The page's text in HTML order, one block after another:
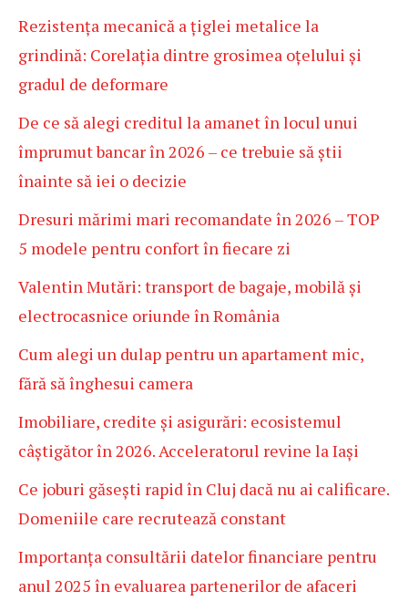
Rezistența mecanică a țiglei metalice la
grindină: Corelația dintre grosimea oțelului și
gradul de deformare
De ce să alegi creditul la amanet în locul unui
împrumut bancar în 2026 – ce trebuie să știi
înainte să iei o decizie
Dresuri mărimi mari recomandate în 2026 – TOP
5 modele pentru confort în fiecare zi
Valentin Mutări: transport de bagaje, mobilă și
electrocasnice oriunde în România
Cum alegi un dulap pentru un apartament mic,
fără să înghesui camera
Imobiliare, credite și asigurări: ecosistemul
câștigător în 2026. Acceleratorul revine la Iași
Ce joburi găsești rapid în Cluj dacă nu ai calificare.
Domeniile care recrutează constant
Importanța consultării datelor financiare pentru
anul 2025 în evaluarea partenerilor de afaceri